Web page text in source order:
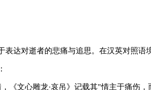
达对逝者的悲痛与追思。在汉英对照语
《文心雕龙·哀吊》记载其"情主于痛伤